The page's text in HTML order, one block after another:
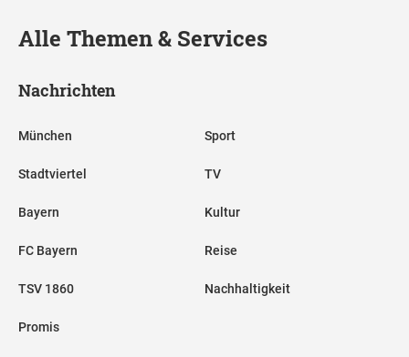
Alle Themen & Services
Nachrichten
München
Stadtviertel
Bayern
FC Bayern
TSV 1860
Promis
Sport
TV
Kultur
Reise
Nachhaltigkeit